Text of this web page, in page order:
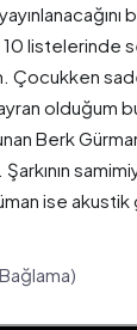
10 listelerinde
Çocukken
olduğum bu
Berk
ise akustik